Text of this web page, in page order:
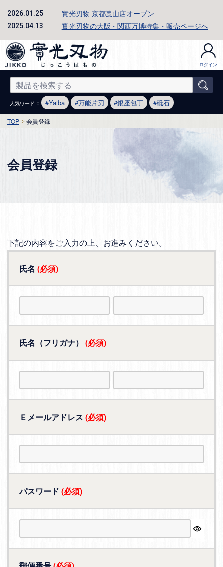
2026.01.25 實光刃物 京都嵐山店オープン
2025.04.13 實光刃物の大阪・関西万博特集・販売ページへ
ログイン
人気ワード ： Yaiba 万能片刃 銀座包丁 砥石
TOP 会員登録
会員登録
下記の内容をご入力の上、お進みください。
氏名 (必須)
氏名（フリガナ） (必須)
Ｅメールアドレス (必須)
パスワード (必須)